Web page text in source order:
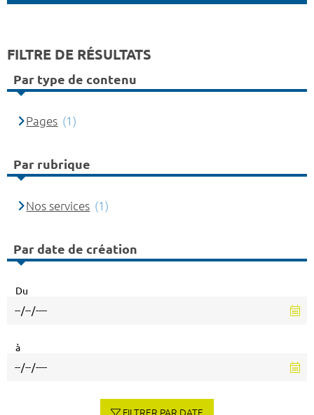
FILTRE DE RÉSULTATS
Par type de contenu
Pages (1)
Par rubrique
Nos services (1)
Par date de création
Du
à